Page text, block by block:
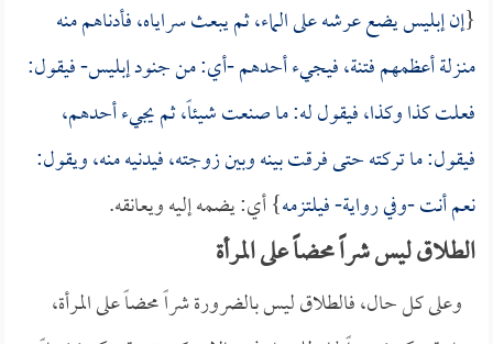
{إن إبليس يضع عرشه على الماء، ثم يبعث سراياه، فأدناهم منه
منـزلة أعظمهم فتنة، فيجيء أحدهم -أي: من جنود إبليس- فيقول:
فعلت كذا وكذا، فيقول له: ما صنعت شيئاً، ثم يجيء أحدهم،
فيقول: ما تركته حتى فرقت بينه وبين زوجته، فيدنيه منه، ويقول:
نعم أنت -وفي رواية- فيلتزمه} أي: يضمه إليه ويعانقه.
الطلاق ليس شراً محضاً على المرأة
وعلى كل حال، فالطلاق ليس بالضرورة شراً محضاً على المرأة،